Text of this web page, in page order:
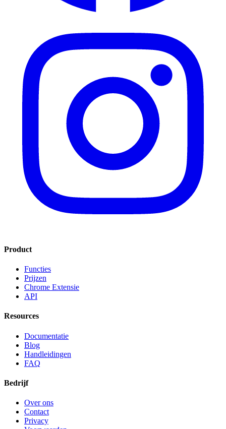
Product
Functies
Prijzen
Chrome Extensie
API
Resources
Documentatie
Blog
Handleidingen
FAQ
Bedrijf
Over ons
Contact
Privacy